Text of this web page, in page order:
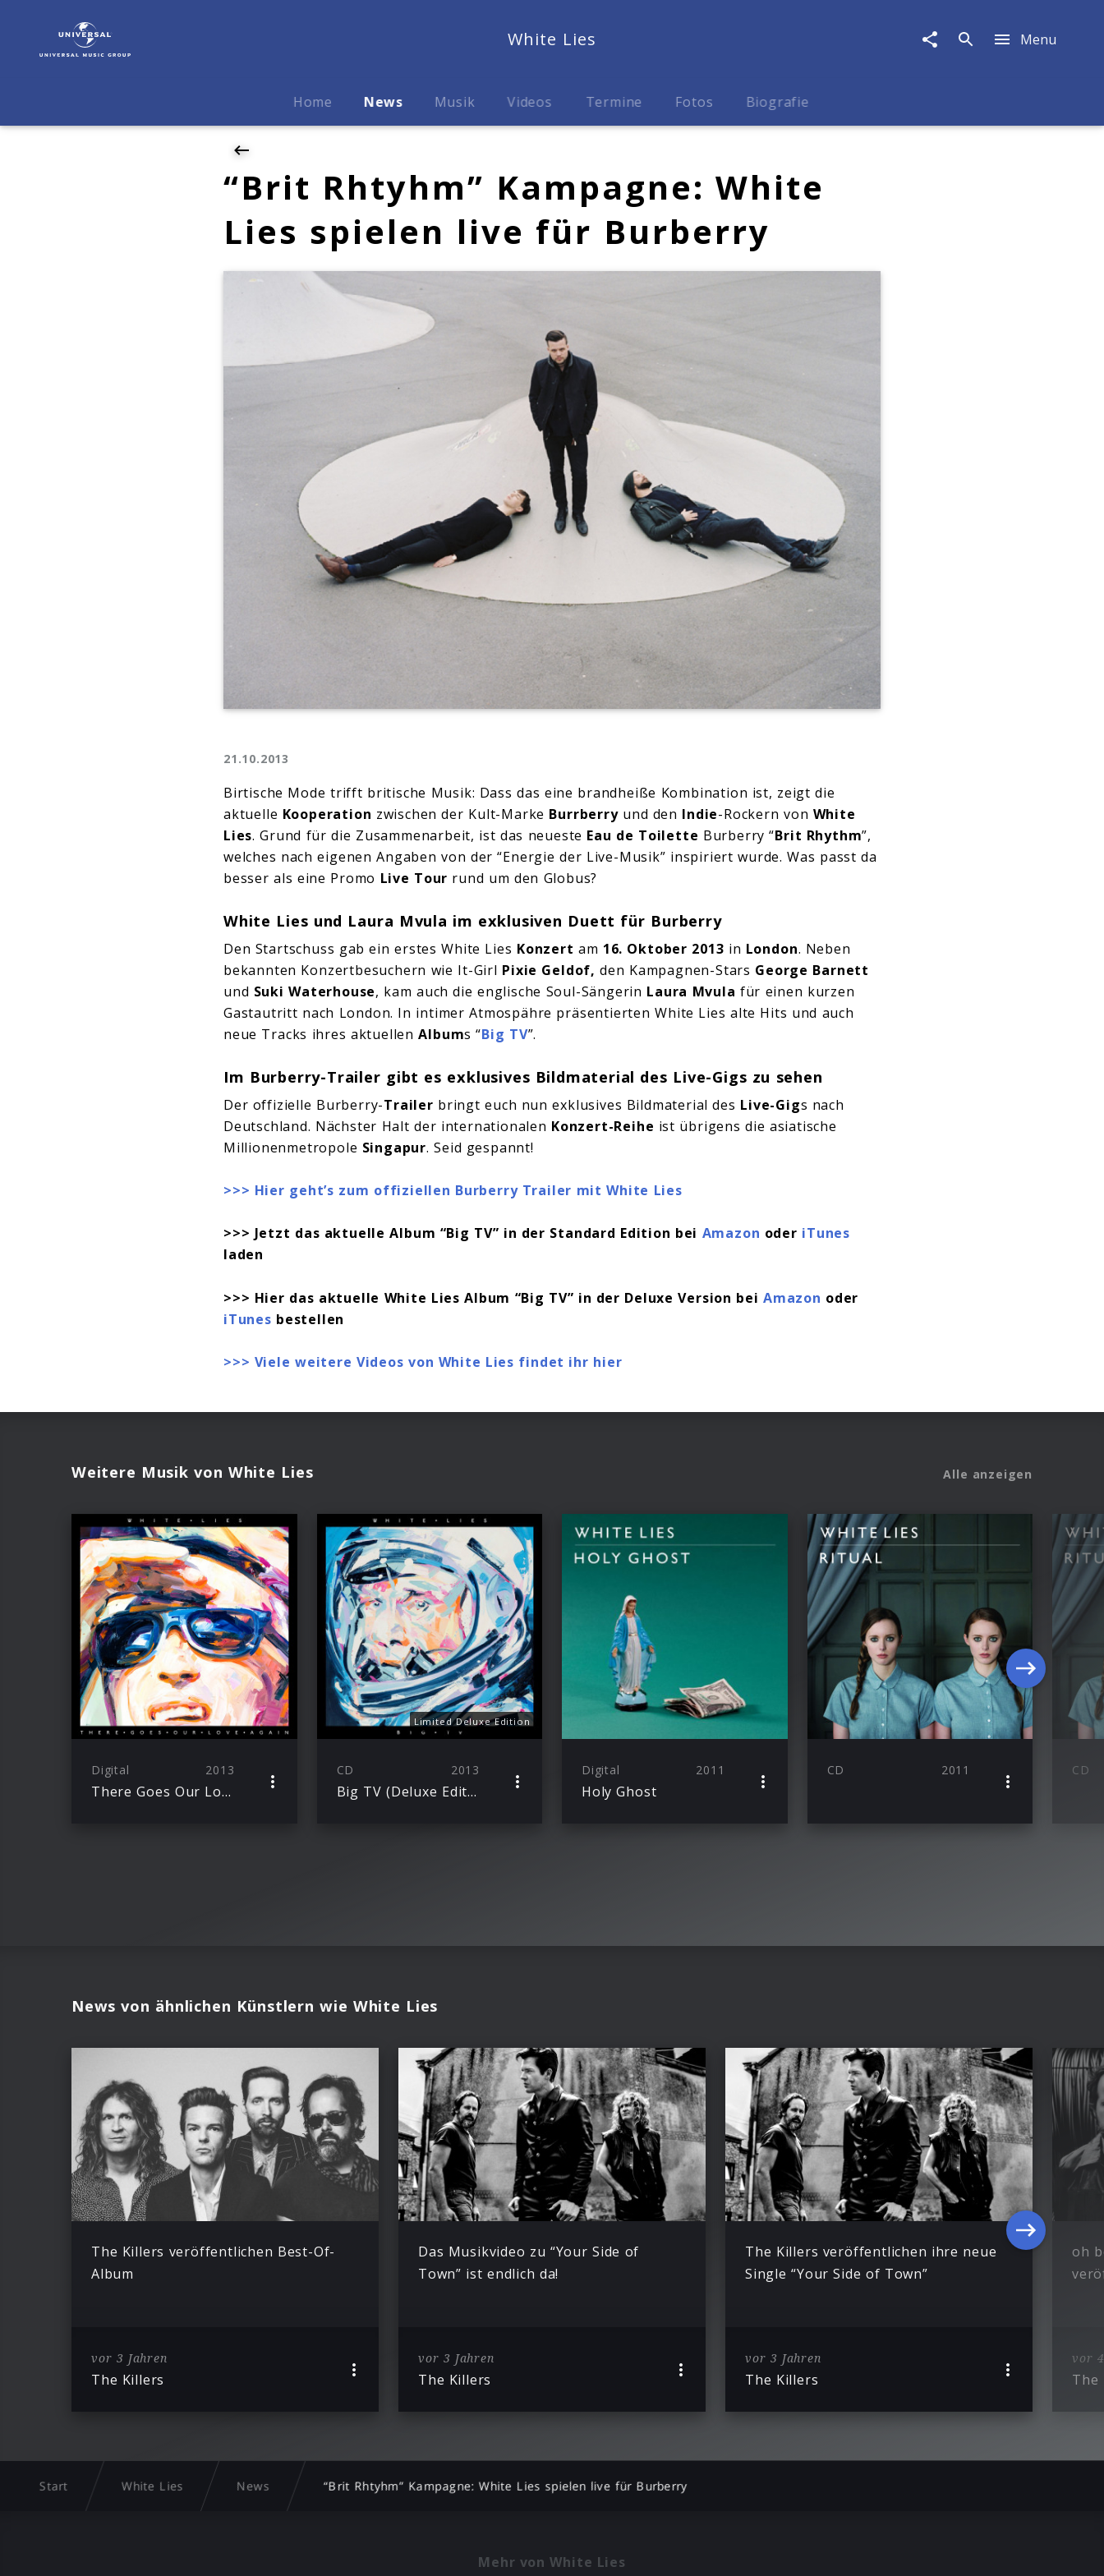
Rhtyhm"
White Lies Menu
Home News Musik Videos Termine Fotos Biografie
“Brit Rhtyhm” Kampagne: White
Lies spielen live für Burberry
21.10.2013
Birtische Mode trifft britische Musik: Dass das eine brandheiße Kombination ist, zeigt die
aktuelle Kooperation zwischen der Kult-Marke Burrberry und den Indie-Rockern von White
Lies. Grund für die Zusammenarbeit, ist das neueste Eau de Toilette Burberry “Brit Rhythm”,
welches nach eigenen Angaben von der “Energie der Live-Musik” inspiriert wurde. Was passt da
besser als eine Promo Live Tour rund um den Globus?
White Lies und Laura Mvula im exklusiven Duett für Burberry
Den Startschuss gab ein erstes White Lies Konzert am 16. Oktober 2013 in London. Neben
bekannten Konzertbesuchern wie It-Girl Pixie Geldof,den Kampagnen-Stars George Barnett
und Suki Waterhouse, kam auch die englische Soul-Sängerin Laura Mvula für einen kurzen
Gastautritt nach London. In intimer Atmospähre präsentierten White Lies alte Hits und auch
neue Tracks ihres aktuellenAlbums “Big TV”.
Im Burberry-Trailer gibt es exklusives Bildmaterial des Live-Gigs zu sehen
Der offizielle Burberry-Trailer bringt euch nun exklusives Bildmaterial des Live-Gigs nach
Deutschland. Nächster Halt der internationalen Konzert-Reihe ist übrigens die asiatische
Millionenmetropole Singapur. Seid gespannt!
>>> Hier geht’s zum offiziellen Burberry Trailer mit White Lies
>>> Jetzt das aktuelle Album “Big TV” in der Standard Edition bei Amazon oder iTunes
laden
>>> Hier das aktuelle White Lies Album “Big TV” in der Deluxe Version bei Amazon oder
iTunes bestellen
>>> Viele weitere Videos von White Lies findet ihr hier
Weitere Musik von White Lies Alle anzeigen
Digital 2013
There Goes Our Love Again
Limited Deluxe Edition
CD 2013
Big TV (Deluxe Edition)
Digital 2011
Holy Ghost
CD 2011 CD
News von ähnlichen Künstlern wie White Lies
The Killers veröffentlichen Best-Of-
Album
vor 3 Jahren
The Killers
Das Musikvideo zu “Your Side of
Town” ist endlich da!
vor 3 Jahren
The Killers
The Killers veröffentlichen ihre neue
Single “Your Side of Town”
vor 3 Jahren
The Killers
oh
vor
The
Start White Lies News “Brit Rhtyhm” Kampagne: White Lies spielen live für Burberry
Mehr von White Lies